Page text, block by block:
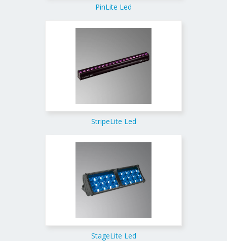
PinLite Led
StripeLite Led
StageLite Led